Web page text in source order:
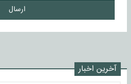
ارسال
آخرین اخبار